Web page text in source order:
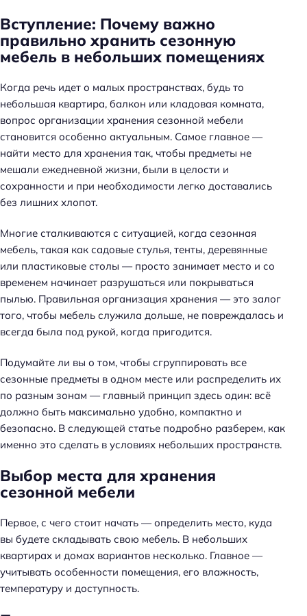
Вступление: Почему важно
правильно хранить сезонную
мебель в небольших помещениях
Когда речь идет о малых пространствах, будь то
небольшая квартира, балкон или кладовая комната,
вопрос организации хранения сезонной мебели
становится особенно актуальным. Самое главное —
найти место для хранения так, чтобы предметы не
мешали ежедневной жизни, были в целости и
сохранности и при необходимости легко доставались
без лишних хлопот.
Многие сталкиваются с ситуацией, когда сезонная
мебель, такая как садовые стулья, тенты, деревянные
или пластиковые столы — просто занимает место и со
временем начинает разрушаться или покрываться
пылью. Правильная организация хранения — это залог
того, чтобы мебель служила дольше, не повреждалась и
всегда была под рукой, когда пригодится.
Подумайте ли вы о том, чтобы сгруппировать все
сезонные предметы в одном месте или распределить их
по разным зонам — главный принцип здесь один: всё
должно быть максимально удобно, компактно и
безопасно. В следующей статье подробно разберем, как
именно это сделать в условиях небольших пространств.
Выбор места для хранения
сезонной мебели
Первое, с чего стоит начать — определить место, куда
вы будете складывать свою мебель. В небольших
квартирах и домах вариантов несколько. Главное —
учитывать особенности помещения, его влажность,
температуру и доступность.